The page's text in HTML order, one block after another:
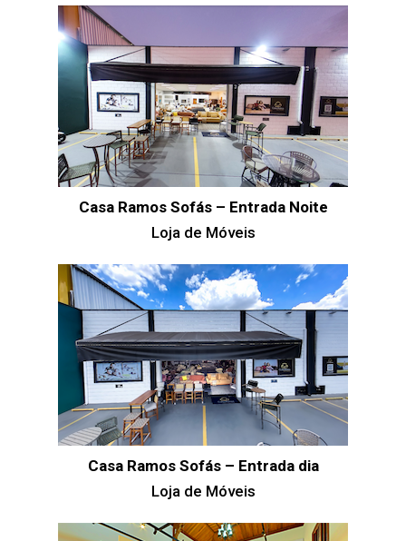
Casa Ramos Sofás – Entrada Noite
Loja de Móveis
Casa Ramos Sofás – Entrada dia
Loja de Móveis